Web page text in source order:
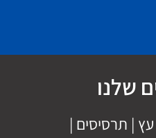
שלנו
עץ | תרסיסים |